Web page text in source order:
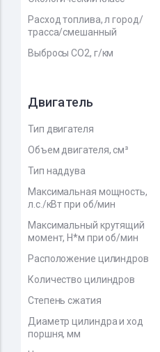
Расход топлива, л город/
трасса/смешанный
Выбросы CO2, г/км
Двигатель
Тип двигателя
Объем двигателя, см³
Тип наддува
Максимальная мощность,
л.с./кВт при об/мин
Максимальный крутящий
момент, Н*м при об/мин
Расположение цилиндров
Количество цилиндров
Степень сжатия
Диаметр цилиндра и ход
поршня, мм